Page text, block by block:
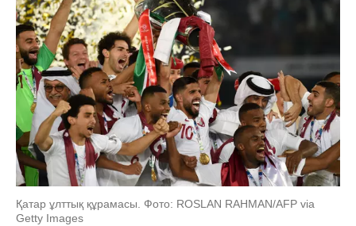
Қатар ұлттық құрамасы. Фото: ROSLAN RAHMAN/AFP via
Getty Images